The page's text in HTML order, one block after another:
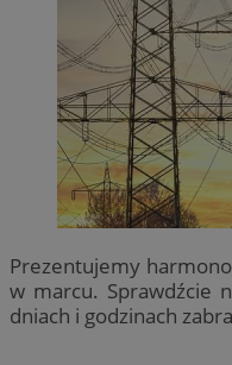
Prezentujemy
w marcu. Sprawdźcie
dniach i godzinach